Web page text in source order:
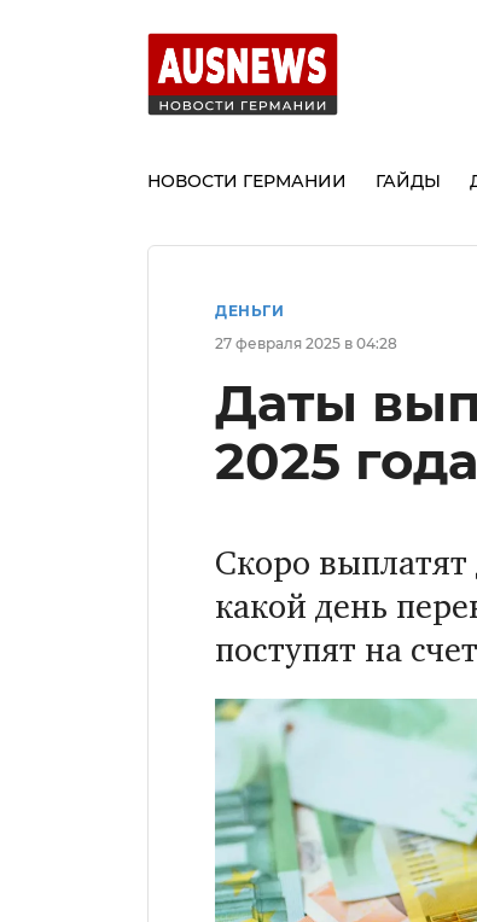
НОВОСТИ ГЕРМАНИИ ГАЙДЫ
ДЕНЬГИ
27 февраля 2025 в 04:28
Даты
2025 года
Скоро выплатят
какой день
поступят на